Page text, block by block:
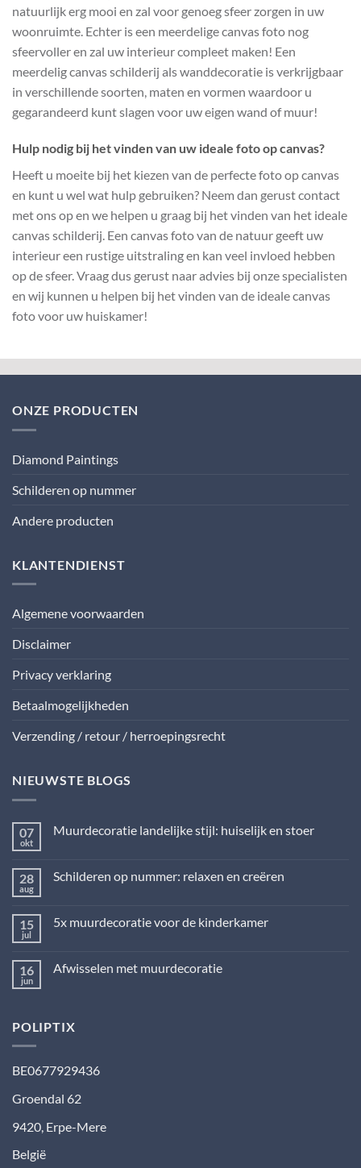
natuurlijk erg mooi en zal voor genoeg sfeer zorgen in uw
woonruimte. Echter is een meerdelige canvas foto nog
sfeervoller en zal uw interieur compleet maken! Een
meerdelig canvas schilderij als wanddecoratie is verkrijgbaar
in verschillende soorten, maten en vormen waardoor u
gegarandeerd kunt slagen voor uw eigen wand of muur!
Hulp nodig bij het vinden van uw ideale foto op canvas?
Heeft u moeite bij het kiezen van de perfecte foto op canvas
en kunt u wel wat hulp gebruiken? Neem dan gerust contact
met ons op en we helpen u graag bij het vinden van het ideale
canvas schilderij. Een canvas foto van de natuur geeft uw
interieur een rustige uitstraling en kan veel invloed hebben
op de sfeer. Vraag dus gerust naar advies bij onze specialisten
en wij kunnen u helpen bij het vinden van de ideale canvas
foto voor uw huiskamer!
ONZE PRODUCTEN
Diamond Paintings
Schilderen op nummer
Andere producten
KLANTENDIENST
Algemene voorwaarden
Disclaimer
Privacy verklaring
Betaalmogelijkheden
Verzending / retour / herroepingsrecht
NIEUWSTE BLOGS
07
okt
Muurdecoratie landelijke stijl: huiselijk en stoer
Muurdecoratie
en
stoer
28
aug
Schilderen op nummer: relaxen en creëren
Schilderen
en
creëren
15
jul
5x muurdecoratie voor de kinderkamer
5x
16
jun
Afwisselen met muurdecoratie
met
POLIPTIX
BE0677929436
Groendal 62
9420 Erpe-Mere
België